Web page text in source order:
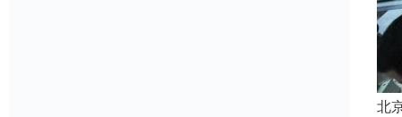
北